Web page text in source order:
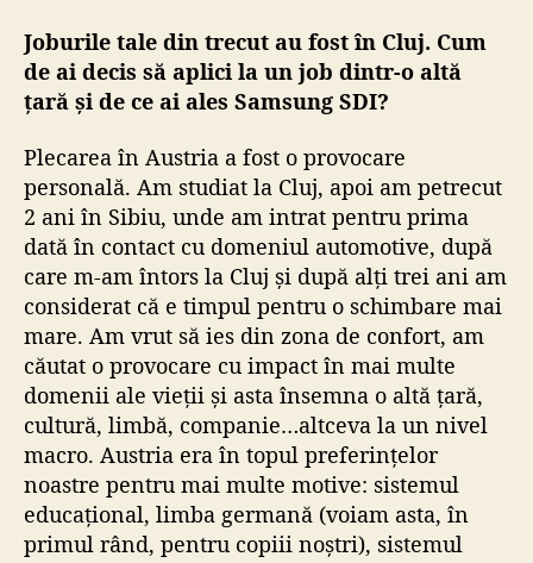
Joburile tale din trecut au fost în Cluj. Cum
de ai decis să aplici la un job dintr-o altă
țară și de ce ai ales Samsung SDI?
Plecarea în Austria a fost o provocare
personală. Am studiat la Cluj, apoi am petrecut
2 ani în Sibiu, unde am intrat pentru prima
dată în contact cu domeniul automotive, după
care m-am întors la Cluj și după alți trei ani am
considerat că e timpul pentru o schimbare mai
mare. Am vrut să ies din zona de confort, am
căutat o provocare cu impact în mai multe
domenii ale vieții și asta însemna o altă țară,
cultură, limbă, companie…altceva la un nivel
macro. Austria era în topul preferințelor
noastre pentru mai multe motive: sistemul
educațional, limba germană (voiam asta, în
primul rând, pentru copiii noștri), sistemul